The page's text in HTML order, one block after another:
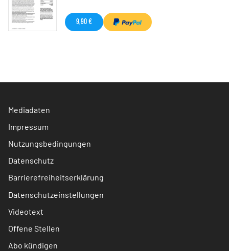
9,90 €
Mediadaten
Impressum
Nutzungsbedingungen
Datenschutz
Barrierefreiheitserklärung
Datenschutzeinstellungen
Videotext
Offene Stellen
Abo kündigen